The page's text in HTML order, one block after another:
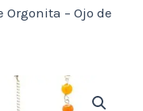
Orgonita – Ojo de